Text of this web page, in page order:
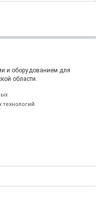
и оборудованием для
области.